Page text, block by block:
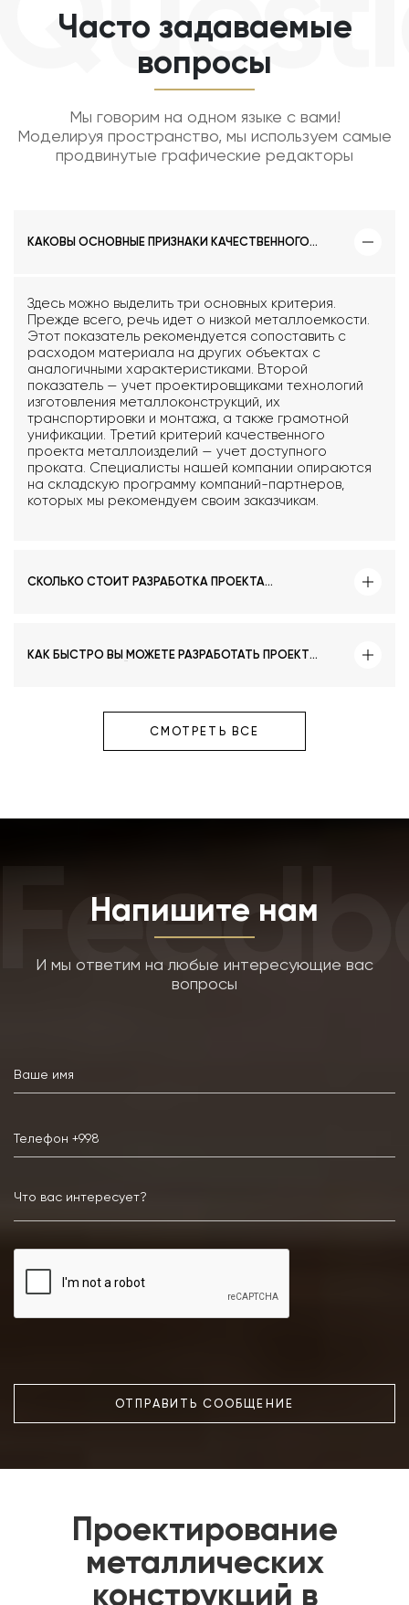
Часто задаваемые
вопросы
Мы говорим на одном языке с вами!
Моделируя пространство, мы используем самые
продвинутые графические редакторы
КАКОВЫ ОСНОВНЫЕ ПРИЗНАКИ КАЧЕСТВЕННОГО
Здесь можно выделить три основных критерия.
Прежде всего, речь идет о низкой металлоемкости.
Этот показатель рекомендуется сопоставить с
расходом материала на других объектах с
аналогичными характеристиками. Второй
показатель — учет проектировщиками технологий
изготовления металлоконструкций, их
транспортировки и монтажа, а также грамотной
унификации. Третий критерий качественного
проекта металлоизделий — учет доступного
проката. Специалисты нашей компании опираются
на складскую программу компаний-партнеров,
которых мы рекомендуем своим заказчикам.
СКОЛЬКО СТОИТ РАЗРАБОТКА ПРОЕКТА
КАК БЫСТРО ВЫ МОЖЕТЕ РАЗРАБОТАТЬ ПРОЕКТ
СМОТРЕТЬ ВСЕ
Напишите нам
И мы ответим на любые интересующие вас
вопросы
ОТПРАВИТЬ СООБЩЕНИЕ
Проектирование
металлических
конструкций в